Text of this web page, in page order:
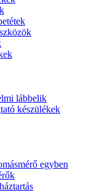
lábbelik
készülékek
egyben